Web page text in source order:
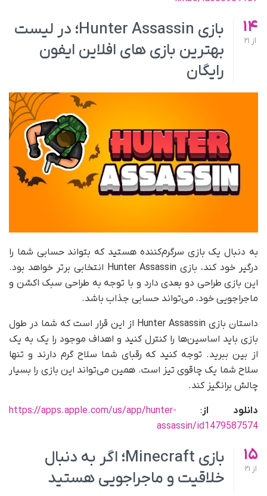
14
از
بازی Hunter Assassin؛ در لیست
بهترین بازی های افلاین ایفون
رایگان
به دنبال یک بازی سرگرم‌کننده هستید که بتواند حسابی شما را
درگیر خود کند، بازی Hunter Assassin انتخابی برتر خواهد بود.
این بازی طراحی دو بعدی دارد و با توجه به طراحی سبک اکشن و
ماجراجویی خود، می‌تواند حسابی جذاب باشد.
داستان بازی Hunter Assassin از این قرار است که شما در طول
بازی باید اساسین‌ها را کنترل کنید و اهداف موجود را یک به یک
از بین ببرید. توجه کنید که رقبای شما سلاح گرم دارند و تنها
سلاح شما یک چاقوی تیز است. همین می‌تواند این بازی را بسیار
چالش برانگیز کند.
دانلود از:
https://apps.apple.com/us/app/hunter-
assassin/id1479587574
15
از
بازی Minecraft؛ اگر به دنبال
خلاقیت و ماجراجویی هستید